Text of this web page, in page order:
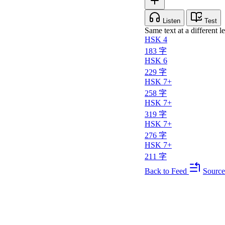
Listen Test
Same text at a different
HSK 4
183 字
HSK 6
229 字
HSK 7+
258 字
HSK 7+
319 字
HSK 7+
276 字
HSK 7+
211 字
Back to Feed
Source